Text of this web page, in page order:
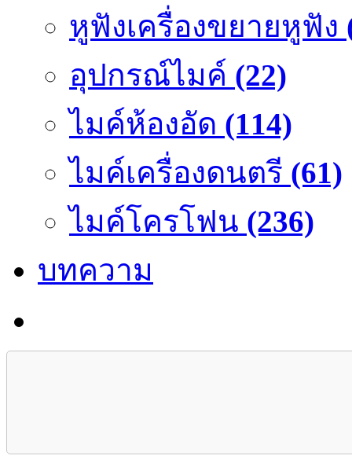
หูฟังเครื่องขยายหูฟัง
อุปกรณ์ไมค์ (22)
ไมค์ห้องอัด (114)
ไมค์เครื่องดนตรี (61)
ไมค์โครโฟน (236)
บทความ